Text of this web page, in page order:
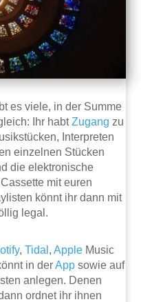
es viele, in der Summe
Ihr habtZugang zu
Interpreten
einzelnen Stücken
die elektronische
mit euren
könnt ihr dann mit
legal.
,Tidal ,Apple Music
in derApp sowie auf
anlegen. Denen
ordnet ihr ihnen